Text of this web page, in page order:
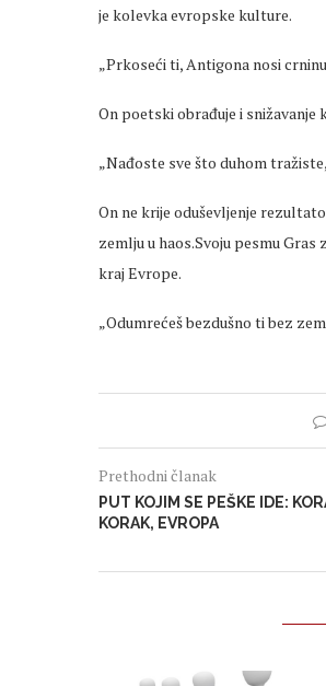
je kolevka evropske kulture.
„Prkoseći ti, Antigona nosi
On poetski obrađuje i snižavanje
„Nađoste sve što duhom
On ne krije oduševljenje
zemlju u haos.Svoju pesmu
kraj Evrope.
„Odumrećeš bezdušno ti bez
Prethodni članak
PUT KOJIM SE PEŠKE IDE:
KORAK, EVROPA